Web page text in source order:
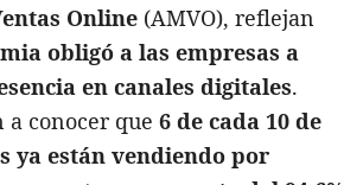
Online (AMVO), reflejan
obligó a las empresas a
en canales digitales.
a conocer que 6 de cada 10 de
ya están vendiendo por